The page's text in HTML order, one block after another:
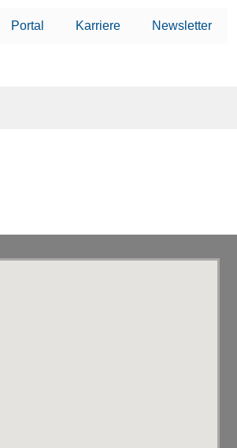
Portal Karriere Newsletter